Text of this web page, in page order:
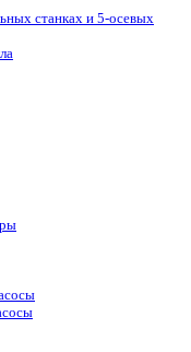
станках и 5-осевых